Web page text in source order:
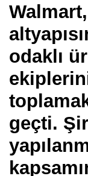
odaklı
geçti.